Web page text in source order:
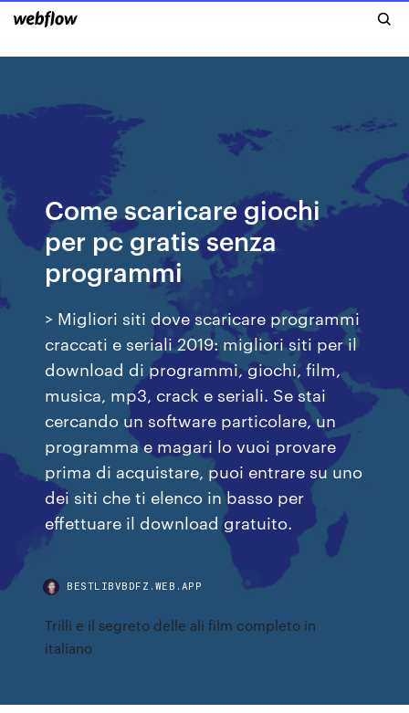
Come scaricare giochi
per pc gratis senza
programmi
> Migliori siti dove scaricare programmi
craccati e seriali 2019: migliori siti per il
download di programmi, giochi, film,
musica, mp3, crack e seriali. Se stai
cercando un software particolare, un
programma e magari lo vuoi provare
prima di acquistare, puoi entrare su uno
dei siti che ti elenco in basso per
effettuare il download gratuito.
BESTLIBVBDFZ.WEB.APP
Trilli e il segreto delle ali film completo in
italiano